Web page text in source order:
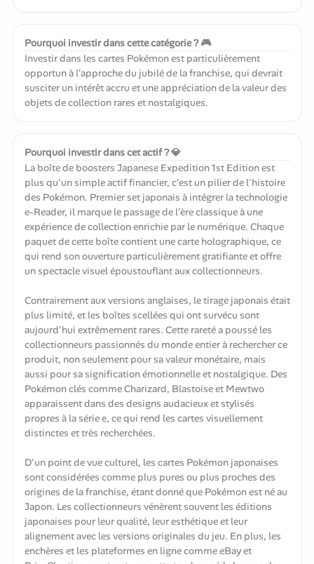
Pourquoi investir dans cette catégorie ? 🎮
Investir dans les cartes Pokémon est particulièrement
opportun à l'approche du jubilé de la franchise, qui devrait
susciter un intérêt accru et une appréciation de la valeur des
objets de collection rares et nostalgiques.
Pourquoi investir dans cet actif ? 💎
La boîte de boosters Japanese Expedition 1st Edition est
plus qu'un simple actif financier, c'est un pilier de l'histoire
des Pokémon. Premier set japonais à intégrer la technologie
e-Reader, il marque le passage de l'ère classique à une
expérience de collection enrichie par le numérique. Chaque
paquet de cette boîte contient une carte holographique, ce
qui rend son ouverture particulièrement gratifiante et offre
un spectacle visuel époustouflant aux collectionneurs.
Contrairement aux versions anglaises, le tirage japonais était
plus limité, et les boîtes scellées qui ont survécu sont
aujourd'hui extrêmement rares. Cette rareté a poussé les
collectionneurs passionnés du monde entier à rechercher ce
produit, non seulement pour sa valeur monétaire, mais
aussi pour sa signification émotionnelle et nostalgique. Des
Pokémon clés comme Charizard, Blastoise et Mewtwo
apparaissent dans des designs audacieux et stylisés
propres à la série e, ce qui rend les cartes visuellement
distinctes et très recherchées.
D'un point de vue culturel, les cartes Pokémon japonaises
sont considérées comme plus pures ou plus proches des
origines de la franchise, étant donné que Pokémon est né au
Japon. Les collectionneurs vénèrent souvent les éditions
japonaises pour leur qualité, leur esthétique et leur
alignement avec les versions originales du jeu. En plus, les
enchères et les plateformes en ligne comme eBay et